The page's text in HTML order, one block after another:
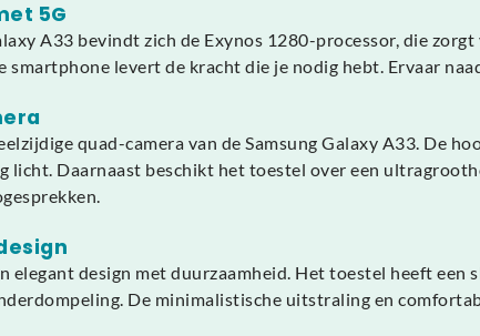
5G
A33 bevindt zich de Exynos 1280-processor, die
smartphone levert de kracht die je nodig hebt. Ervaar
quad-camera van de Samsung Galaxy A33. De
licht. Daarnaast beschikt het toestel over een
elegant design met duurzaamheid. Het toestel heeft
De minimalistische uitstraling en